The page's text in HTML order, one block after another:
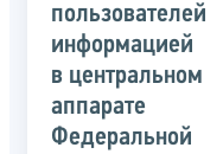
пользователей
информацией
в центральном
аппарате
Федеральной